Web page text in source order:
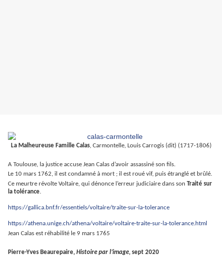
La Malheureuse Famille Calas, Carmontelle, Louis Carrogis (dit) (1717-1806)
A Toulouse, la justice accuse Jean Calas d’avoir assassiné son fils.
Le 10 mars 1762, il est condamné à mort ; il est roué vif, puis étranglé et brûlé.
Ce meurtre révolte Voltaire, qui dénonce l’erreur judiciaire dans son Traité sur
la tolérance.
https://gallica.bnf.fr/essentiels/voltaire/traite-sur-la-tolerance
https://athena.unige.ch/athena/voltaire/voltaire-traite-sur-la-tolerance.html
Jean Calas est réhabilité le 9 mars 1765
Pierre-Yves Beaurepaire, Histoire par l’image, sept 2020